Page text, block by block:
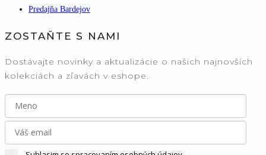
Predajňa Bardejov
ZOSTAŇTE S NAMI
Dostávajte novinky a aktualizácie o našich najnovších
kolekciách a zľavách v eshope.